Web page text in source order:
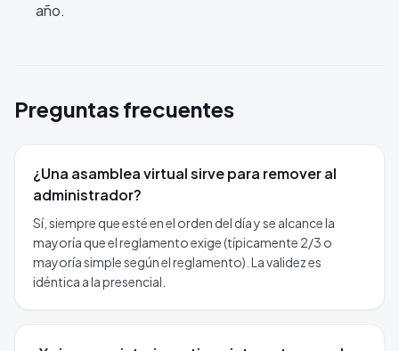
año.
Preguntas frecuentes
¿Una asamblea virtual sirve para remover al
administrador?
Sí, siempre que esté en el orden del día y se alcance la
mayoría que el reglamento exige (típicamente 2/3 o
mayoría simple según el reglamento). La validez es
idéntica a la presencial.